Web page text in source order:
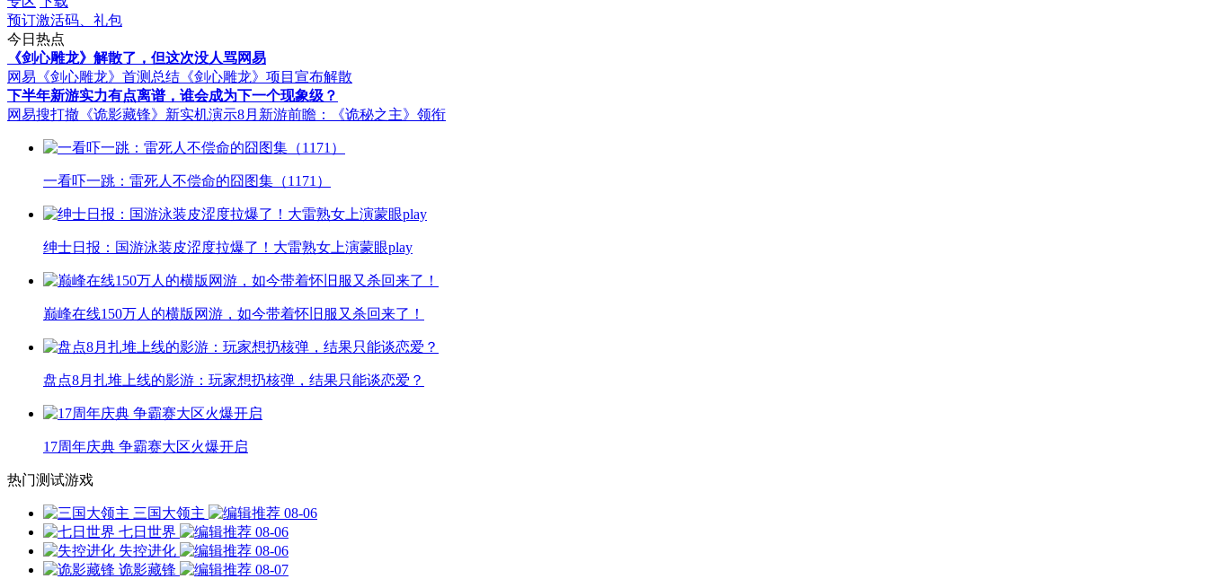
预订激活码、礼包
今日热点
《剑心雕龙》解散了，但这次没人骂网易
网易《剑心雕龙》首测总结 《剑心雕龙》项目宣布解散
下半年新游实力有点离谱，谁会成为下一个现象级？
网易搜打撤《诡影藏锋》新实机演示8月新游前瞻：《诡秘之主》领衔
一看吓一跳：雷死人不偿命的囧图集（1171）
绅士日报：国游泳装皮涩度拉爆了！大雷熟女上演蒙眼play
巅峰在线150万人的横版网游，如今带着怀旧服又杀回来了！
盘点8月扎堆上线的影游：玩家想扔核弹，结果只能谈恋爱？
17周年庆典 争霸赛大区火爆开启
热门测试游戏
三国大领主
08-06
七日世界
08-06
失控进化
08-06
诡影藏锋
08-07